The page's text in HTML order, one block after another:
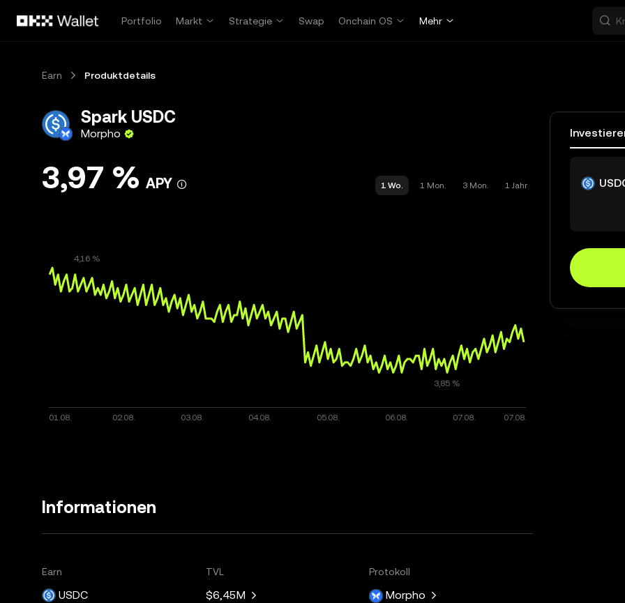
Portfolio
Markt Strategie Swap Onchain OS Mehr
Earn Produktdetails
Spark USDC
Morpho
3,97 % APY 1 Wo. 1 Mon. 3 Mon. 1 Jahr
Informationen
Earn
USDC
TVL
$6,45M
Protokoll
Morpho